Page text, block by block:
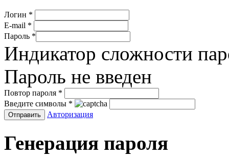
Логин *
E-mail *
Пароль *
Индикатор сложности
Пароль не введен
Повтор пароля *
Введите символы *
Авторизация
Генерация пароля